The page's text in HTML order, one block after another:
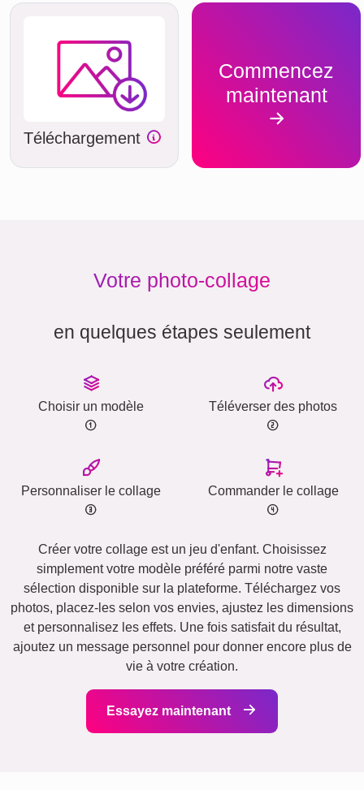
Téléchargement
Commencez
maintenant
Votre photo-collage
en quelques étapes seulement
Choisir un modèle Téléverser des photos
Personnaliser le collage Commander le collage
Créer votre collage est un jeu d'enfant. Choisissez
simplement votre modèle préféré parmi notre vaste
sélection disponible sur la plateforme. Téléchargez vos
photos, placez-les selon vos envies, ajustez les dimensions
et personnalisez les effets. Une fois satisfait du résultat,
ajoutez un message personnel pour donner encore plus de
vie à votre création.
Essayez maintenant